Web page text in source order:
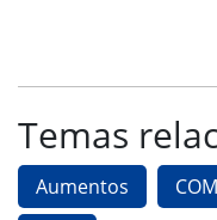
Temas
Aumentos